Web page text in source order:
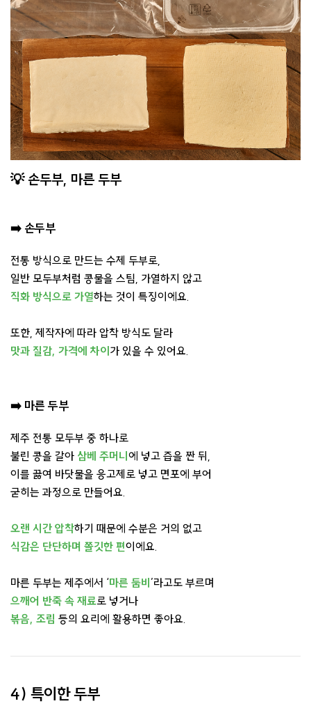
💡 손두부, 마른 두부
➡️ 손두부
전통 방식으로 만드는 수제 두부로,
일반 모두부처럼 콩물을 스팀, 가열하지 않고
직화 방식으로 가열하는 것이 특징이에요.
또한, 제작자에 따라 압착 방식도 달라
맛과 질감, 가격에 차이 가 있을 수 있어요.
➡️ 마른 두부
제주 전통 모두부 중 하나로
불린 콩을 갈아 삼베 주머니 에 넣고 즙을 짠 뒤,
이를 끓여 바닷물을 응고제로 넣고 면포에 부어
굳히는 과정으로 만들어요.
오랜 시간 압착하기 때문에 수분은 거의 없고
식감은 단단하며 쫄깃한 편이에요.
마른 두부는 제주에서 ‘마른 둠비 ’라고도 부르며
으깨어 반죽 속 재료로 넣거나
볶음, 조림 등의 요리에 활용하면 좋아요.
4) 특이한 두부